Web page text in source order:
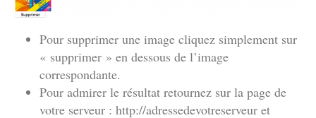
Pour supprimer une image cliquez simplement sur
« supprimer » en dessous de l’image
correspondante.
Pour admirer le résultat retournez sur la page de
votre serveur : http://adressedevotreserveur et